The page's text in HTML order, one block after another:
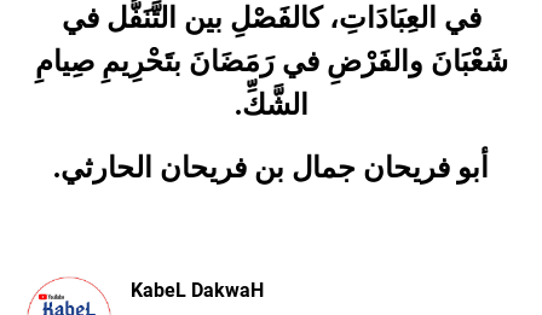
في العِبَادَاتِ، كالفَصْلِ بين التَّنَفُّل في
شَعْبَانَ والفَرْضِ في رَمَضَانَ بتَحْرِيمِ صِيامِ
الشَّكِّ.
أبو فريحان جمال بن فريحان الحارثي.
KabeL DakwaH